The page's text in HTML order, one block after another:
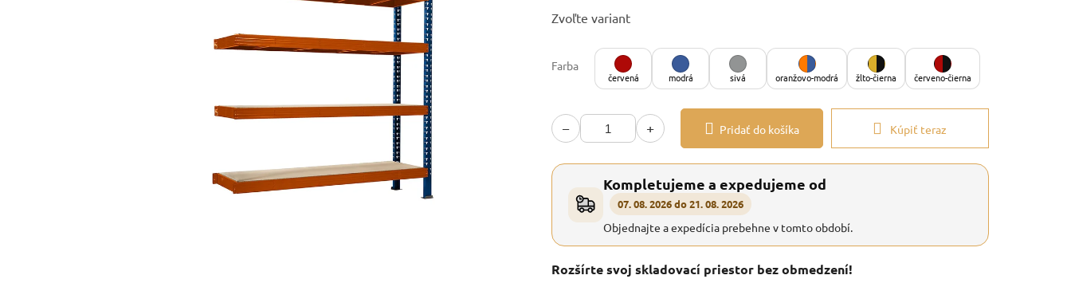
cena:
Zvoľte variant
Farba
červená modrá sivá oranžovo-modrá žlto-čierna červeno-čierna
− + Pridať do košíka Kúpiť teraz
Kompletujeme a expedujeme od
07. 08. 2026 do 21. 08. 2026
Objednajte a expedícia prebehne v tomto období.
Rozšírte svoj skladovací priestor bez obmedzení!